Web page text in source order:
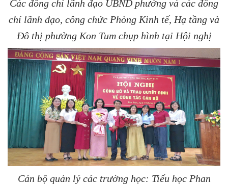
Các đồng chí lãnh đạo UBND phường và các đồng
chí lãnh đạo, công chức Phòng Kinh tế, Hạ tầng và
Đô thị phường Kon Tum chụp hình tại Hội nghị
Cán bộ quản lý các trường học: Tiểu học Phan